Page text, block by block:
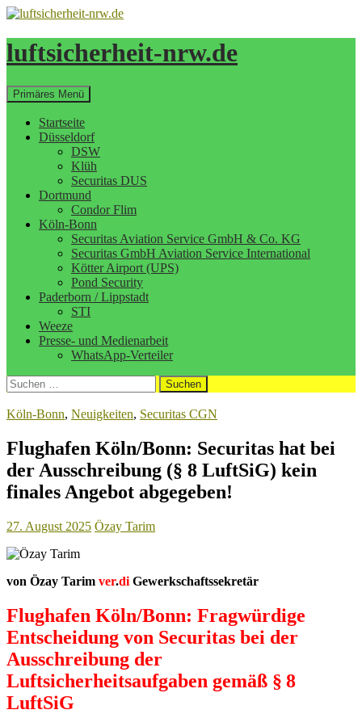
Zum
springen
luftsicherheit-nrw.de
Suchen
Primäres Menü
Startseite
Düsseldorf
DSW
Klüh
Securitas DUS
Dortmund
Condor Flim
Köln-Bonn
Securitas Aviation Service GmbH & Co. KG
Securitas GmbH Aviation Service International
Kötter Airport (UPS)
Pond Security
Paderborn / Lippstadt
STI
Weeze
Presse- und Medienarbeit
WhatsApp-Verteiler
Suchen
nach:
Köln-Bonn, Neuigkeiten, Securitas CGN
Flughafen Köln/Bonn: Securitas hat bei
der Ausschreibung (§ 8 LuftSiG) kein
finales Angebot abgegeben!
27. August 2025 Özay Tarim
von Özay Tarim ver.di Gewerkschaftssekretär
Flughafen Köln/Bonn: Fragwürdige
Entscheidung von Securitas bei der
Ausschreibung der
Luftsicherheitsaufgaben gemäß § 8
LuftSiG